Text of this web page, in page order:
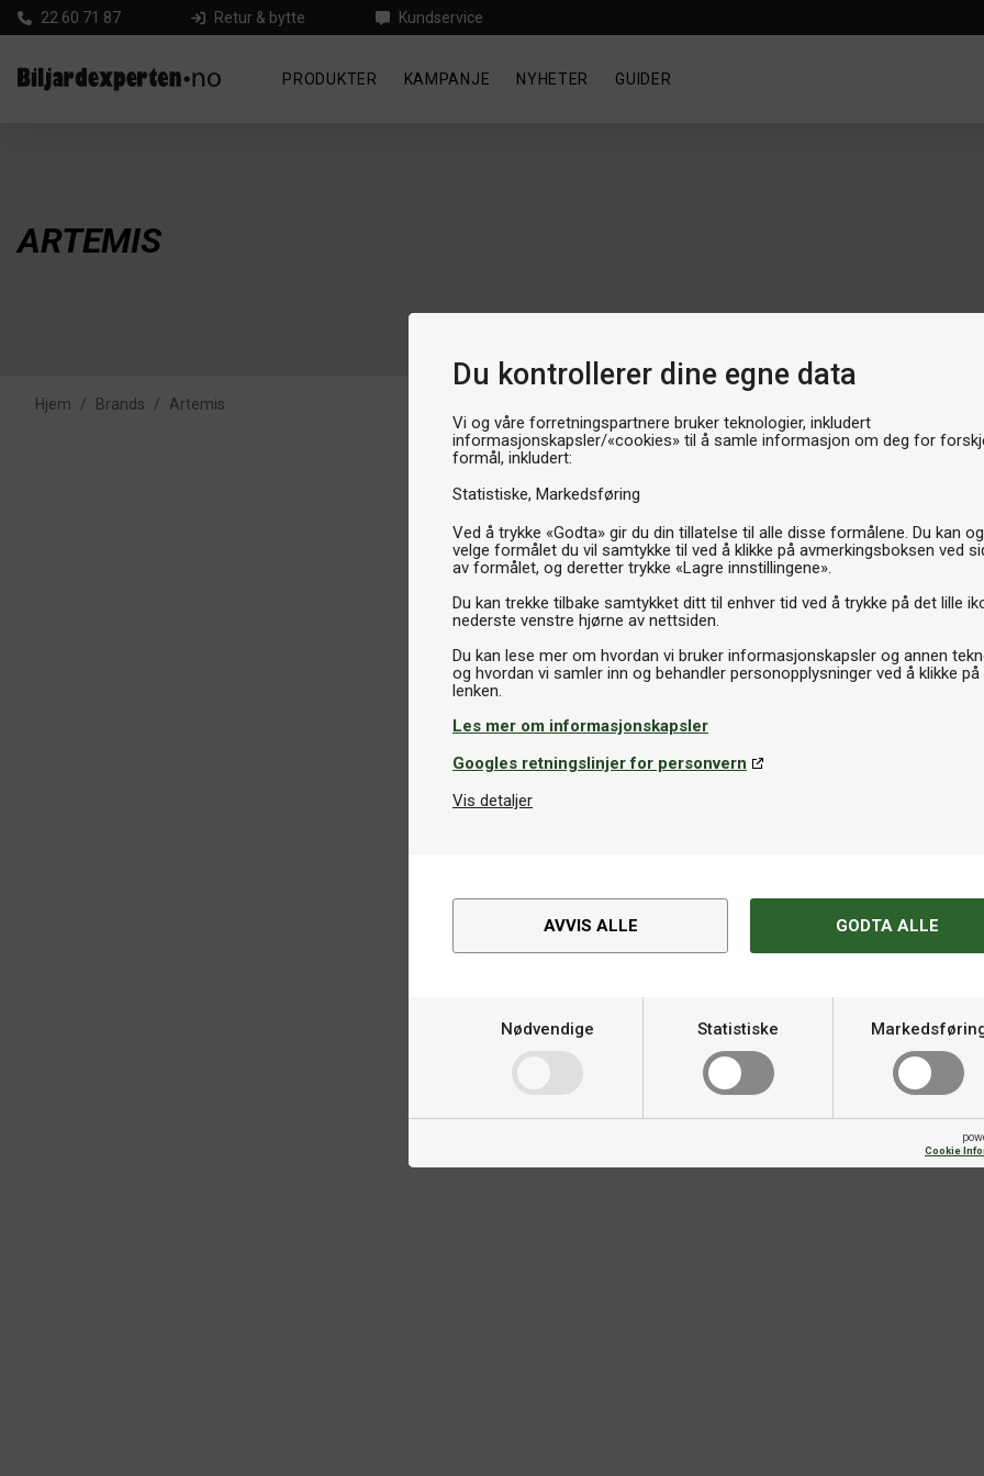
Du kontrollerer dine egne data
Vi og våre forretningspartnere bruker teknologier, inkludert
informasjonskapsler/«cookies» til å samle informasjon om deg for
formål, inkludert:
Statistiske Markedsføring
Ved å trykke «Godta» gir du din tillatelse til alle disse formålene. Du kan
velge formålet du vil samtykke til ved å klikke på avmerkingsboksen ved
av formålet, og deretter trykke «Lagre innstillingene».
Du kan trekke tilbake samtykket ditt til enhver tid ved å trykke på det lille
nederste venstre hjørne av nettsiden.
Du kan lese mer om hvordan vi bruker informasjonskapsler og annen
og hvordan vi samler inn og behandler personopplysninger ved å klikke på
Les mer om informasjonskapsler
Googles retningslinjer for personvern
Vis detaljer
AVVIS ALLE GODTA ALLE
Nødvendige Statistiske
Cookie
22 60 71 87 Retur & bytte Kundservice
PRODUKTER KAMPANJE NYHETER GUIDER
ARTEMIS
Hjem / Brands / Artemis